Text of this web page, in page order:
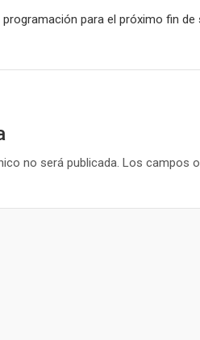
para el próximo fin de
no será publicada. Los campos